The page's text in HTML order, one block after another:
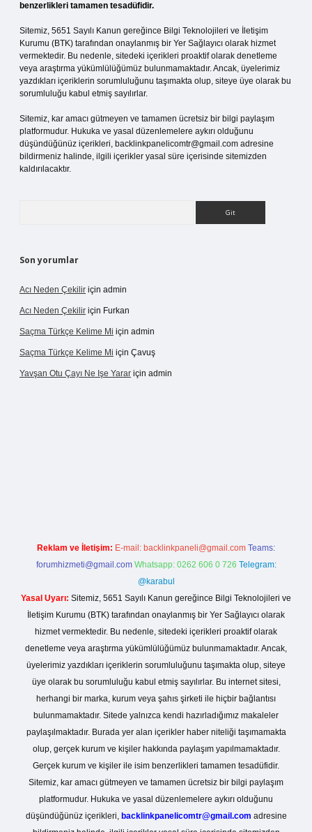
benzerlikleri tamamen tesadüfidir.
Sitemiz, 5651 Sayılı Kanun gereğince Bilgi Teknolojileri ve İletişim
Kurumu (BTK) tarafından onaylanmış bir Yer Sağlayıcı olarak hizmet
vermektedir. Bu nedenle, sitedeki içerikleri proaktif olarak denetleme
veya araştırma yükümlülüğümüz bulunmamaktadır. Ancak, üyelerimiz
yazdıkları içeriklerin sorumluluğunu taşımakta olup, siteye üye olarak bu
sorumluluğu kabul etmiş sayılırlar.
Sitemiz, kar amacı gütmeyen ve tamamen ücretsiz bir bilgi paylaşım
platformudur. Hukuka ve yasal düzenlemelere aykırı olduğunu
düşündüğünüz içerikleri, backlinkpanelicomtr@gmail.com adresine
bildirmeniz halinde, ilgili içerikler yasal süre içerisinde sitemizden
kaldırılacaktır.
Son yorumlar
Acı Neden Çekilir için admin
Acı Neden Çekilir için Furkan
Saçma Türkçe Kelime Mi için admin
Saçma Türkçe Kelime Mi için Çavuş
Yavşan Otu Çayı Ne Işe Yarar için admin
Reklam ve İletişim: E-mail: backlinkpaneli@gmail.com Teams:
forumhizmeti@gmail.com Whatsapp: 0262 606 0 726 Telegram:
@karabul
Yasal Uyarı: Sitemiz, 5651 Sayılı Kanun gereğince Bilgi Teknolojileri ve
İletişim Kurumu (BTK) tarafından onaylanmış bir Yer Sağlayıcı olarak
hizmet vermektedir. Bu nedenle, sitedeki içerikleri proaktif olarak
denetleme veya araştırma yükümlülüğümüz bulunmamaktadır. Ancak,
üyelerimiz yazdıkları içeriklerin sorumluluğunu taşımakta olup, siteye
üye olarak bu sorumluluğu kabul etmiş sayılırlar. Bu internet sitesi,
herhangi bir marka, kurum veya şahıs şirketi ile hiçbir bağlantısı
bulunmamaktadır. Sitede yalnızca kendi hazırladığımız makaleler
paylaşılmaktadır. Burada yer alan içerikler haber niteliği taşımamakta
olup, gerçek kurum ve kişiler hakkında paylaşım yapılmamaktadır.
Gerçek kurum ve kişiler ile isim benzerlikleri tamamen tesadüfidir.
Sitemiz, kar amacı gütmeyen ve tamamen ücretsiz bir bilgi paylaşım
platformudur. Hukuka ve yasal düzenlemelere aykırı olduğunu
düşündüğünüz içerikleri, backlinkpanelicomtr@gmail.com adresine